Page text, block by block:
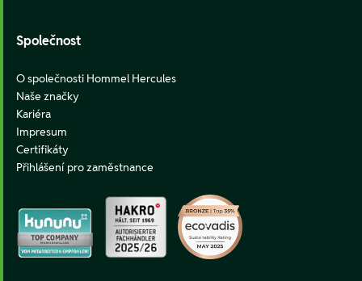
Společnost
O společnosti Hommel Hercules
Naše značky
Kariéra
Impresum
Certifikáty
Přihlášení pro zaměstnance